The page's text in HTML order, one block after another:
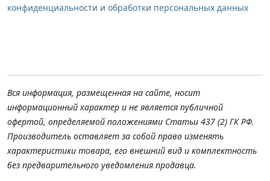
конфиденциальности и обработки персональных данных
Вся информация, размещенная на сайте, носит
информационный характер и не является публичной
офертой, определяемой положениями Статьи 437 (2) ГК РФ.
Производитель оставляет за собой право изменять
характеристики товара, его внешний вид и комплектность
без предварительного уведомления продавца.